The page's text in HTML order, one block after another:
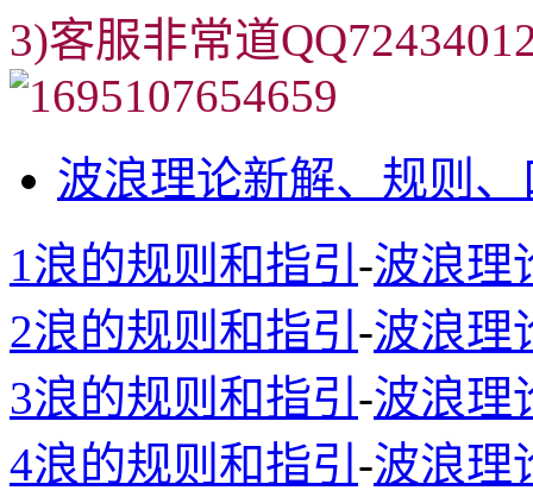
3)客服非常道
波浪理论新解、规则
1浪的规则和指引 -波浪理
2浪的规则和指引 -波浪理
3浪的规则和指引 -波浪理
4浪的规则和指引 -波浪理